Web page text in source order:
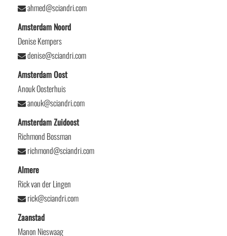
ahmed@sciandri.com
Amsterdam Noord
Denise Kempers
denise@sciandri.com
Amsterdam Oost
Anouk Oosterhuis
anouk@sciandri.com
Amsterdam Zuidoost
Richmond Bossman
richmond@sciandri.com
Almere
Rick van der Lingen
rick@sciandri.com
Zaanstad
Manon Nieswaag